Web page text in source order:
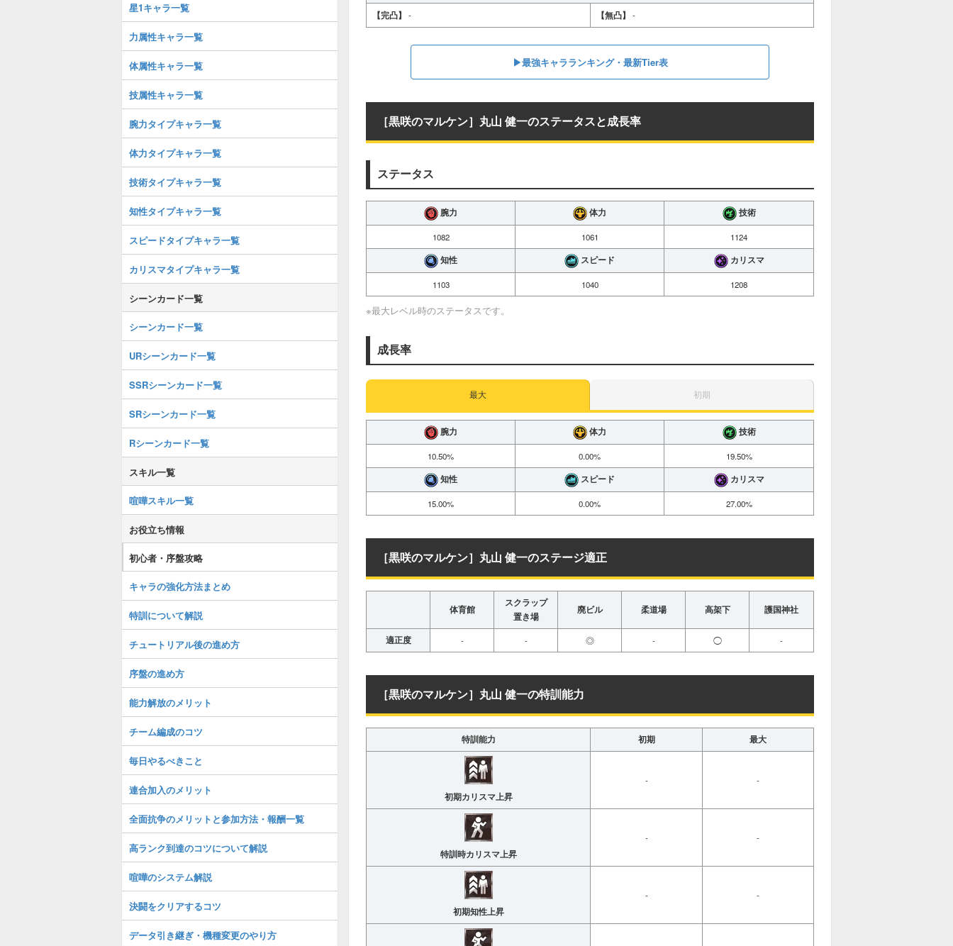
【完凸】
- 【無凸】 -
▶︎最強キャラランキング・最新Tier表
［黒咲のマルケン］丸山 健一のステータスと成長率
ステータス
腕力 体力 技術
1082 1061 1124
知性 スピード カリスマ
1103 1040 1208
※最大レベル時のステータスです。
成長率
最大 初期
腕力 体力 技術
10.50% 0.00% 19.50%
知性 スピード カリスマ
15.00% 0.00% 27.00%
［黒咲のマルケン］丸山 健一のステージ適正
体育館
スクラップ
置き場
廃ビル 柔道場 高架下 護国神社
適正度 - - ◎ - ◯ -
［黒咲のマルケン］丸山 健一の特訓能力
特訓能力 初期 最大
初期カリスマ上昇
- -
特訓時カリスマ上昇
- -
初期知性上昇
- -
星1キャラ一覧
力属性キャラ一覧
体属性キャラ一覧
技属性キャラ一覧
腕力タイプキャラ一覧
体力タイプキャラ一覧
技術タイプキャラ一覧
知性タイプキャラ一覧
スピードタイプキャラ一覧
カリスマタイプキャラ一覧
シーンカード一覧
シーンカード一覧
URシーンカード一覧
SSRシーンカード一覧
SRシーンカード一覧
Rシーンカード一覧
スキル一覧
喧嘩スキル一覧
お役立ち情報
初心者・序盤攻略
キャラの強化方法まとめ
特訓について解説
チュートリアル後の進め方
序盤の進め方
能力解放のメリット
チーム編成のコツ
毎日やるべきこと
連合加入のメリット
全面抗争のメリットと参加方法・報酬一覧
高ランク到達のコツについて解説
喧嘩のシステム解説
決闘をクリアするコツ
データ引き継ぎ・機種変更のやり方